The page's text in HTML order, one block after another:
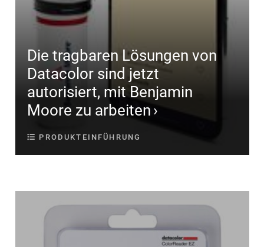
Die tragbaren Lösungen von
Datacolor sind jetzt
autorisiert, mit Benjamin
Moore zu arbeiten
PRODUKTEINFÜHRUNG